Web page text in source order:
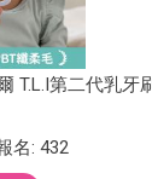
T.L.I第二代乳牙
名: 432